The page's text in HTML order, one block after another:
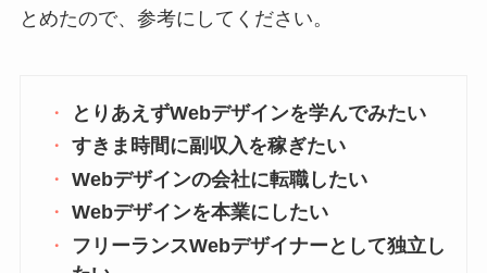
とめたので、参考にしてください。
とりあえずWebデザインを学んでみたい
すきま時間に副収入を稼ぎたい
Webデザインの会社に転職したい
Webデザインを本業にしたい
フリーランスWebデザイナーとして独立し